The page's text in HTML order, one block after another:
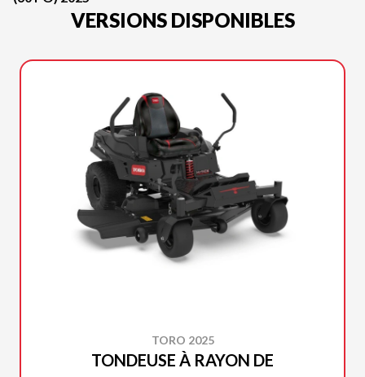
VERSIONS DISPONIBLES
TORO 2025
TONDEUSE À RAYON DE